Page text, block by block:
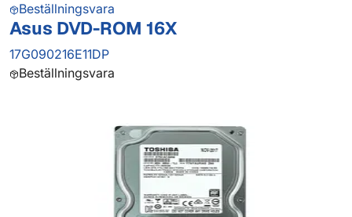
Beställningsvara
Asus DVD-ROM 16X
17G090216E11DP
Beställningsvara